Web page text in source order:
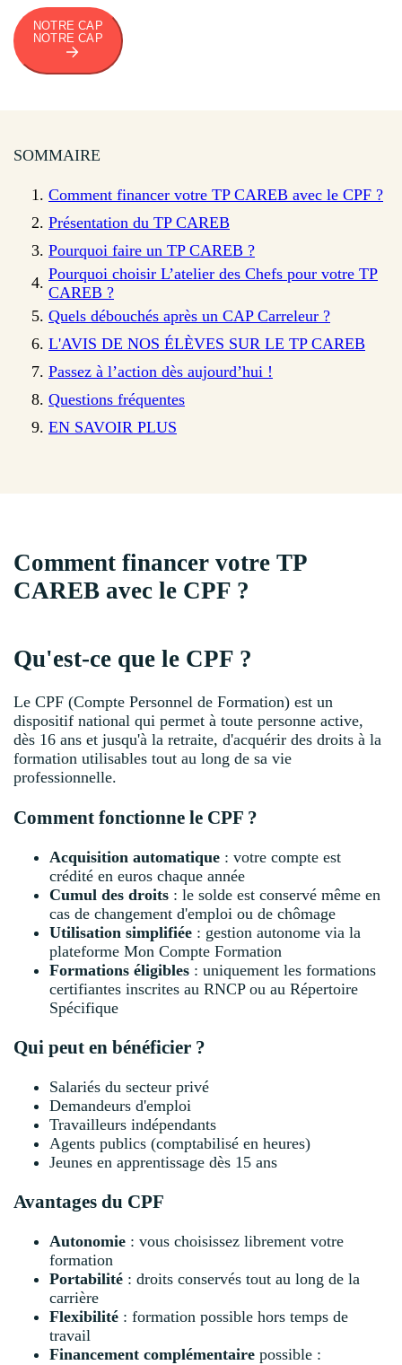
NOTRE CAP
NOTRE CAP
SOMMAIRE
Comment financer votre TP CAREB avec le CPF ?
Présentation du TP CAREB
Pourquoi faire un TP CAREB ?
Pourquoi choisir L’atelier des Chefs pour votre TP
CAREB ?
Quels débouchés après un CAP Carreleur ?
L'AVIS DE NOS ÉLÈVES SUR LE TP CAREB
Passez à l’action dès aujourd’hui !
Questions fréquentes
EN SAVOIR PLUS
Comment financer votre TP
CAREB avec le CPF ?
Qu'est-ce que le CPF ?
Le CPF (Compte Personnel de Formation) est un
dispositif national qui permet à toute personne active,
dès 16 ans et jusqu'à la retraite, d'acquérir des droits à la
formation utilisables tout au long de sa vie
professionnelle.
Comment fonctionne le CPF ?
Acquisition automatique : votre compte est
crédité en euros chaque année
Cumul des droits : le solde est conservé même en
cas de changement d'emploi ou de chômage
Utilisation simplifiée : gestion autonome via la
plateforme Mon Compte Formation
Formations éligibles : uniquement les formations
certifiantes inscrites au RNCP ou au Répertoire
Spécifique
Qui peut en bénéficier ?
Salariés du secteur privé
Demandeurs d'emploi
Travailleurs indépendants
Agents publics (comptabilisé en heures)
Jeunes en apprentissage dès 15 ans
Avantages du CPF
Autonomie : vous choisissez librement votre
formation
Portabilité : droits conservés tout au long de la
carrière
Flexibilité : formation possible hors temps de
travail
Financement complémentaire possible :